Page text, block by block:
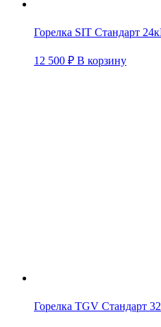
Горелка SIT Стандарт
12 500 ₽ В корзину
Горелка TGV Стандарт